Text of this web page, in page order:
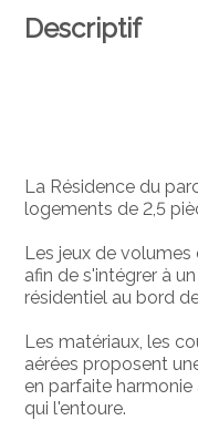
Descriptif
La Résidence du
logements de 2,5
Les jeux de
afin de s'intégrer à
résidentiel au bord
Les matériaux, les
aérées proposent
en parfaite
qui l'entoure.